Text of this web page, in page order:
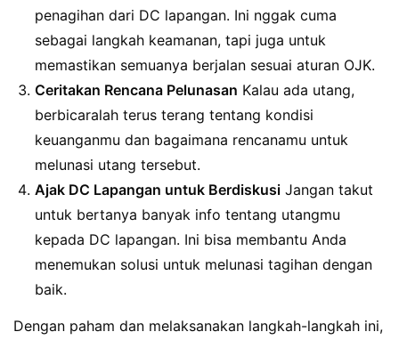
penagihan dari DC lapangan. Ini nggak cuma
sebagai langkah keamanan, tapi juga untuk
memastikan semuanya berjalan sesuai aturan OJK.
Ceritakan Rencana Pelunasan Kalau ada utang,
berbicaralah terus terang tentang kondisi
keuanganmu dan bagaimana rencanamu untuk
melunasi utang tersebut.
Ajak DC Lapangan untuk Berdiskusi Jangan takut
untuk bertanya banyak info tentang utangmu
kepada DC lapangan. Ini bisa membantu Anda
menemukan solusi untuk melunasi tagihan dengan
baik.
Dengan paham dan melaksanakan langkah-langkah ini,